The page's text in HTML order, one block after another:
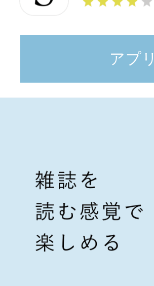
アプ